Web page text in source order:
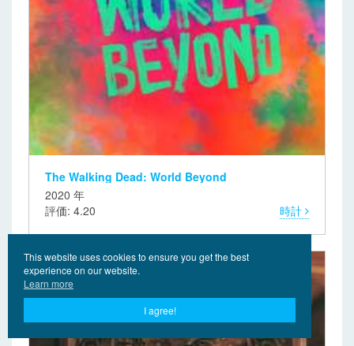
The Walking Dead: World Beyond
2020 年
評価: 4.20
時計
This website uses cookies to ensure you get the best
experience on our website.
Learn more
I agree!